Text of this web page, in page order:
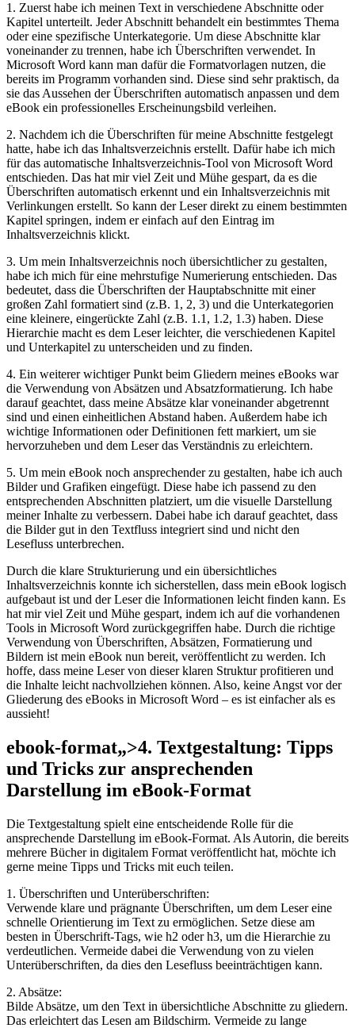
1.⁣ Zuerst habe ich meinen Text in⁢ verschiedene ⁢Abschnitte oder
Kapitel unterteilt. Jeder‌ Abschnitt behandelt ein bestimmtes Thema
oder eine spezifische Unterkategorie. Um diese Abschnitte klar
voneinander zu trennen, ⁣habe ‍ich Überschriften verwendet. In⁢
Microsoft Word kann man dafür die Formatvorlagen nutzen, die
bereits im Programm vorhanden sind. ⁣Diese sind sehr praktisch, da
sie das Aussehen der Überschriften automatisch anpassen und dem
eBook ein professionelles Erscheinungsbild verleihen.
2. Nachdem ich die Überschriften‍ für meine⁤ Abschnitte festgelegt
⁣hatte, habe ich das Inhaltsverzeichnis erstellt. Dafür habe ich mich
für das automatische Inhaltsverzeichnis-Tool von Microsoft Word
entschieden. Das hat mir viel ​Zeit und Mühe⁢ gespart, da‌ es die
Überschriften automatisch⁢ erkennt und ein Inhaltsverzeichnis mit
Verlinkungen erstellt. So⁣ kann ⁢der Leser direkt zu einem⁣ bestimmten‌
Kapitel springen, indem er ⁤einfach auf den Eintrag im
Inhaltsverzeichnis klickt.
3. Um mein Inhaltsverzeichnis noch übersichtlicher zu gestalten,
habe ich mich für eine mehrstufige Numerierung entschieden. Das
bedeutet, dass die Überschriften der Hauptabschnitte mit einer
großen Zahl formatiert sind (z.B.‌ 1, 2, 3) und die Unterkategorien
eine kleinere,‌ eingerückte Zahl (z.B. 1.1, ⁢1.2, 1.3) haben. Diese
Hierarchie⁤ macht es dem Leser leichter,‌ die ⁤verschiedenen Kapitel
und Unterkapitel zu unterscheiden und zu finden.
4. Ein ‌weiterer wichtiger Punkt beim Gliedern meines eBooks‍ war
die Verwendung von Absätzen und Absatzformatierung. Ich habe
darauf geachtet, dass meine Absätze klar voneinander abgetrennt
‌sind und einen einheitlichen Abstand haben. Außerdem habe⁣ ich⁤
wichtige Informationen ⁢oder ⁢Definitionen fett markiert, um sie
hervorzuheben ‌und dem Leser⁣ das Verständnis zu erleichtern.
5. Um mein eBook noch ansprechender zu gestalten, habe ich auch
Bilder und Grafiken eingefügt. Diese habe‌ ich passend​ zu den
⁢entsprechenden ‍Abschnitten platziert, um‍ die visuelle Darstellung
meiner Inhalte zu ​verbessern. Dabei habe⁤ ich darauf geachtet, dass
die Bilder gut in den Textfluss integriert sind und nicht den
Lesefluss unterbrechen.
Durch die ⁢klare Strukturierung und ein übersichtliches
Inhaltsverzeichnis konnte ich sicherstellen, dass mein eBook logisch
aufgebaut ist und der Leser ‍die Informationen leicht ​finden kann. Es
hat mir viel Zeit‌ und Mühe gespart, indem ich auf die vorhandenen
Tools in Microsoft Word‍ zurückgegriffen habe. Durch die richtige
Verwendung von Überschriften, Absätzen, Formatierung und
Bildern ist mein eBook nun bereit, veröffentlicht zu werden. Ich
hoffe, dass meine ⁤Leser von dieser klaren Struktur profitieren und
die Inhalte leicht nachvollziehen können. ‍Also, keine Angst vor der
Gliederung des eBooks in Microsoft Word – es ist einfacher als es
aussieht!
ebook-format„>4. Textgestaltung: Tipps
und Tricks zur ansprechenden
Darstellung im eBook-Format
Die Textgestaltung ⁣spielt eine entscheidende Rolle für die
ansprechende Darstellung im eBook-Format. Als Autorin, die ⁢bereits
mehrere Bücher in digitalem Format veröffentlicht hat, möchte ich
gerne meine Tipps und Tricks mit euch teilen.
1. Überschriften und Unterüberschriften:
Verwende klare und prägnante Überschriften, ⁤um dem Leser eine
schnelle Orientierung ‌im Text zu⁤ ermöglichen. Setze diese am
besten in Überschrift-Tags, wie h2 oder ⁤h3, um die Hierarchie⁤ zu
verdeutlichen. Vermeide dabei die Verwendung von zu vielen
Unterüberschriften, da dies⁣ den ⁤Lesefluss beeinträchtigen kann.
2. Absätze:
Bilde Absätze, um den Text in übersichtliche‍ Abschnitte zu gliedern.
Das erleichtert das Lesen am Bildschirm. Vermeide zu lange